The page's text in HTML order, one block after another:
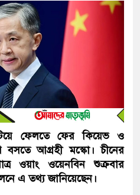
ফেলতে ফের কিয়েভ ও
বসতে আগ্রহী মস্কো। চীনের
ওয়াং ওয়েনবিন শুক্রবার
এ তথ্য জানিয়েছেন।